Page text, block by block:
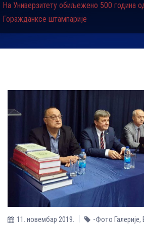
На Универзитету обиљежено 500 година
Горажданксе штампарије
11. новембар 2019. -Фото Галерије,